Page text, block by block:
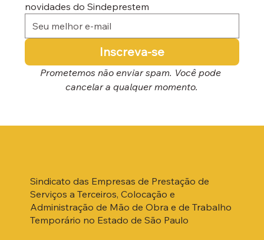
novidades do Sindeprestem
Inscreva-se
Prometemos não enviar spam. Você pode
cancelar a qualquer momento.
Sindicato das Empresas de Prestação de
Serviços a Terceiros, Colocação e
Administração de Mão de Obra e de Trabalho
Temporário no Estado de São Paulo